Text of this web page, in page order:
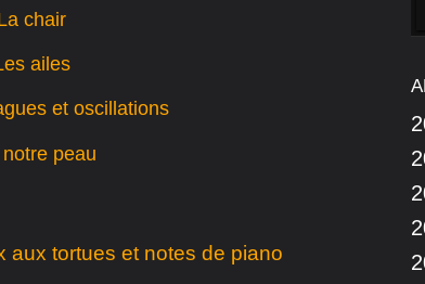
chair
ailes
et oscillations
peau
aux tortues et notes de piano